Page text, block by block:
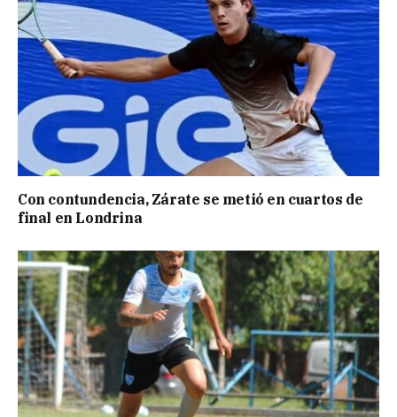
Con contundencia, Zárate se metió en cuartos de
final en Londrina